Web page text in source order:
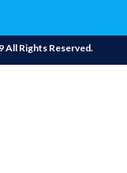
All Rights Reserved.